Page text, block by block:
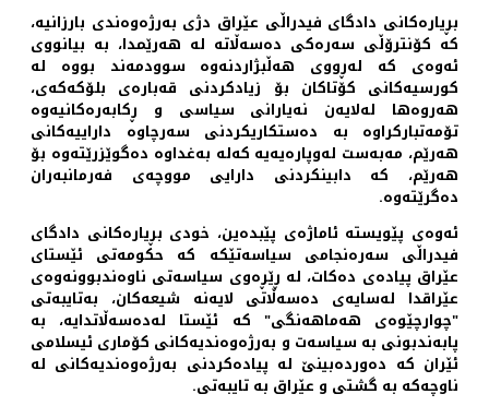
بڕیارەکانی دادگای فیدراڵی عێراق دژی بەرژەوەندی بارزانیە،
کە کۆنترۆڵی سەرەکی دەسەڵاتە لە هەرێمدا، بە بیانووی
ئەوەی کە لەڕووی هەڵبژاردنەوە سوودمەند بووە لە
کورسیەکانی کۆتاکان بۆ زیادکردنی قەبارەی بلۆکەکەی،
هەروەها لەلایەن نەیارانی سیاسی و ڕکابەرەکانیەوە
تۆمەتبارکراوە بە دەستکاریکردنی سەرچاوە داراییەکانی
هەرێم، مەبەست لەوپارەیەیە کەلە بەغداوە دەگوێزرێتەوە بۆ
هەرێم، کە دابینکردنی دارایی مووچەی فەرمانبەران
دەگرێتەوە.
ئەوەی پێویستە ئاماژەی پێبدەین، خودی بڕیارەکانی دادگای
فیدراڵی سەرەنجامی سیاسەتێکە کە حکومەتی ئێستای
عێراق پیادەی دەکات، لە ڕێڕەوی سیاسەتی ناوەندبوونەوەی
عێراقدا لەسایەی دەسەڵاتی لایەنە شیعەکان، بەتایبەتی
"چوارچێوەی هەماهەنگی" کە ئێستا لەدەسەڵاتدایە، بە
پابەندبونی بە سیاسەت و بەرژەوەندیەکانی کۆماری ئیسلامی
ئێران کە دەوردەبینێ لە پیادەکردنی بەرژەوەندیەکانی لە
ناوچەکە بە گشتی و عێراق بە تایبەتی.